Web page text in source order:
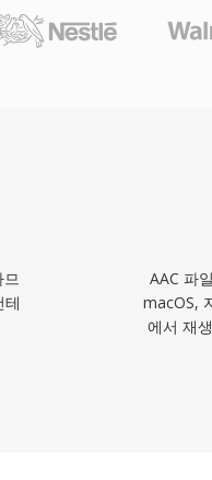
테
AAC 파
macOS,
에서 재